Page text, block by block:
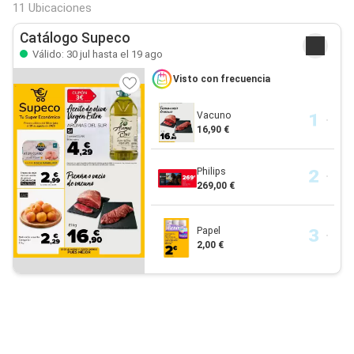
11 Ubicaciones
Catálogo Supeco
Válido: 30 jul hasta el 19 ago
Visto con frecuencia
Vacuno
16,90 €
Philips
269,00 €
Papel
2,00 €